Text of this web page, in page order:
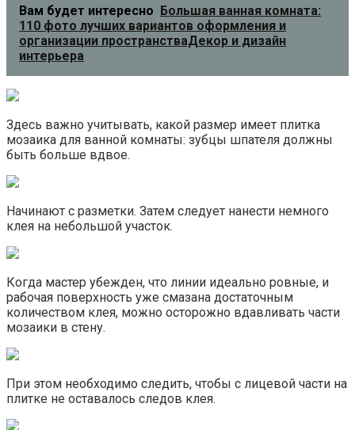
Вам будет интересно Большая ванная комната:
110 фото лучших вариантов оформления и
организации пространстваДекор и дизайн
интерьера
Здесь важно учитывать, какой размер имеет плитка
мозаика для ванной комнаты: зубцы шпателя должны
быть больше вдвое.
Начинают с разметки. Затем следует нанести немного
клея на небольшой участок.
Когда мастер убежден, что линии идеально ровные, и
рабочая поверхность уже смазана достаточным
количеством клея, можно осторожно вдавливать части
мозаики в стену.
При этом необходимо следить, чтобы с лицевой части на
плитке не оставалось следов клея.